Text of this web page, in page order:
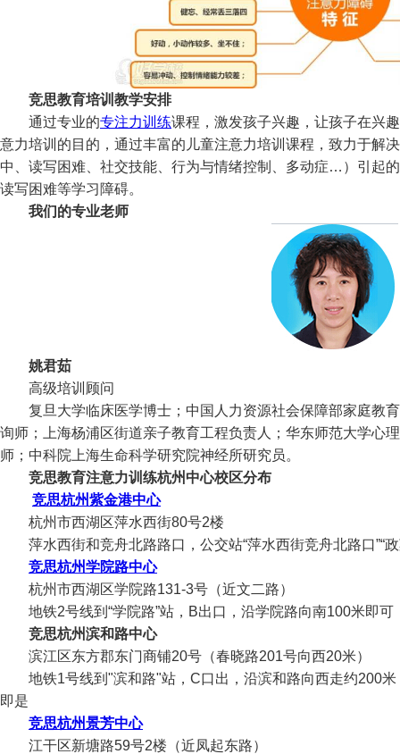
竞思教育培训教学安排
通过专业的专注力训练课程，激发孩子兴趣，让孩子在兴
意力培训的目的，通过丰富的儿童注意力培训课程，致力于解
中、读写困难、社交技能、行为与情绪控制、多动症…）引起
读写困难等学习障碍。
我们的专业老师
姚君茹
高级培训顾问
复旦大学临床医学博士；中国人力资源社会保障部家庭教
询师；上海杨浦区街道亲子教育工程负责人；华东师范大学心
师；中科院上海生命科学研究院神经所研究员。
竞思教育注意力训练杭州中心校区分布
竞思杭州紫金港中心
杭州市西湖区萍水西街80号2楼
萍水西街和竞舟北路路口，公交站“萍水西街竞舟北路口”“政
竞思杭州学院路中心
杭州市西湖区学院路131-3号（近文二路）
地铁2号线到“学院路”站，B出口，沿学院路向南100米即可
竞思杭州滨和路中心
滨江区东方郡东门商铺20号（春晓路201号向西20米）
地铁1号线到"滨和路"站，C口出，沿滨和路向西走约200米
即是
竞思杭州景芳中心
江干区新塘路59号2楼（近凤起东路）